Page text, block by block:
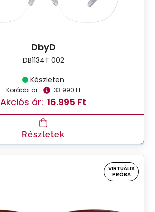
DbyD
DB1134T 002
Készleten
Korábbi ár: 33.990 Ft
Akciós ár: 16.995 Ft
Részletek
VIRTUÁLIS
PRÓBA